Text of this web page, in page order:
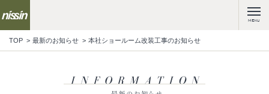
MENU
TOP 最新のお知らせ 本社ショールーム改装工事のお知らせ